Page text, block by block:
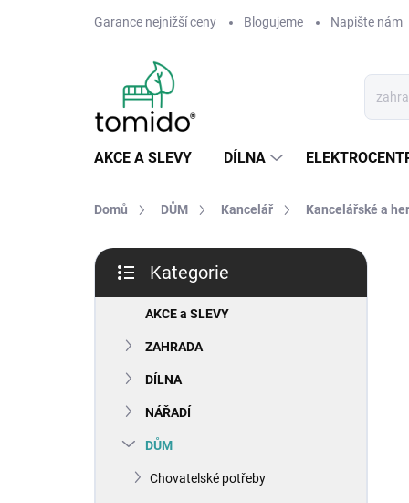
Garance nejnižší ceny Blogujeme Napište nám
AKCE A SLEVY DÍLNA
Domů DŮM Kancelář Kancelářské a
P
s
kategorie
Kategorie
AKCE a SLEVY
ZAHRADA
DÍLNA
NÁŘADÍ
DŮM
Chovatelské potřeby